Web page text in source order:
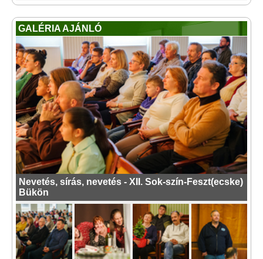
GALÉRIA AJÁNLÓ
Nevetés, sírás, nevetés - XII. Sok-szín-Feszt(ecske)
Bükön